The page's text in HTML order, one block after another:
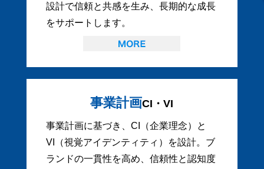
設計で信頼と共感を生み、長期的な成長
をサポートします。
事業計画CI・VI
事業計画に基づき、CI（企業理念）と
VI（視覚アイデンティティ）を設計。ブ
ランドの一貫性を高め、信頼性と認知度